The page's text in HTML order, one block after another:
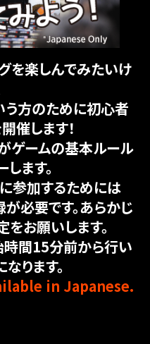
を楽しんでみたいけ
方のために初心者
催します！
ゲームの基本ルール
ます。
参加するためには
必要です。あらかじ
お願いします。
間15分前から行い
ります。
in Japanese.